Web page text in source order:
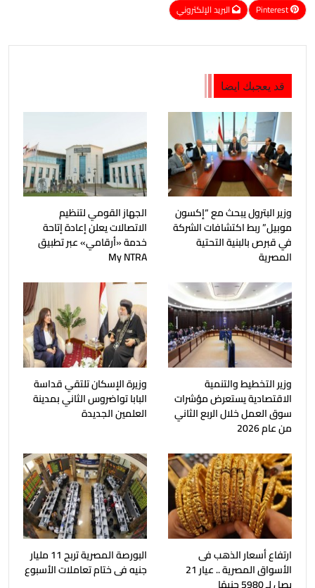
Pinterest
البريد الإلكتروني
قد يعجبك ايضا
وزير البترول يبحث مع “إكسون
موبيل” ربط اكتشافات الشركة
في قبرص بالبنية التحتية
المصرية
الجهاز القومي لتنظيم
الاتصالات يعلن إعادة إتاحة
خدمة «أرقامي» عبر تطبيق
My NTRA
وزير التخطيط والتنمية
الاقتصادية يستعرض مؤشرات
سوق العمل خلال الربع الثاني
من عام 2026
وزيرة الإسكان تلتقي قداسة
البابا تواضروس الثاني بمدينة
العلمين الجديدة
ارتفاع أسعار الذهب فى
الأسواق المصرية .. عيار 21
يصل لـ 5980 جنيهًا
البورصة المصرية تربح 11 مليار
جنيه فى ختام تعاملات الأسبوع